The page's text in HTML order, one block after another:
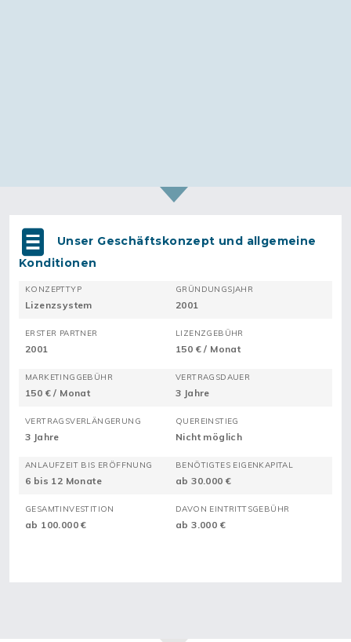
Unser Geschäftskonzept und allgemeine
Konditionen
KONZEPTTYP
Lizenzsystem
GRÜNDUNGSJAHR
2001
ERSTER PARTNER
2001
LIZENZGEBÜHR
150 € / Monat
MARKETINGGEBÜHR
150 € / Monat
VERTRAGSDAUER
3 Jahre
VERTRAGSVERLÄNGERUNG
3 Jahre
QUEREINSTIEG
Nicht möglich
ANLAUFZEIT BIS ERÖFFNUNG
6 bis 12 Monate
BENÖTIGTES EIGENKAPITAL
ab 30.000 €
GESAMTINVESTITION
ab 100.000 €
DAVON EINTRITTSGEBÜHR
ab 3.000 €